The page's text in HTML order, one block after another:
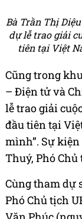
Bà Trần Thị
dự lễ trao giải
tiên tại Việt
Cũng trong
– Điện tử và
lễ trao giải
đầu tiên tại
mình”. Sự
Thuý, Phó Chủ
Cùng tham dự
Phó Chủ tịch